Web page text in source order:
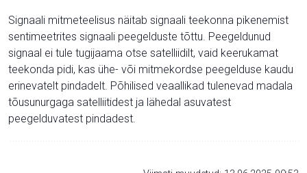
Signaali mitmeteelisus näitab signaali teekonna pikenemist
sentimeetrites signaali peegelduste tõttu. Peegeldunud
signaal ei tule tugijaama otse satelliidilt, vaid keerukamat
teekonda pidi, kas ühe- või mitmekordse peegelduse kaudu
erinevatelt pindadelt. Põhilised veaallikad tulenevad madala
tõusunurgaga satelliitidest ja lähedal asuvatest
peegelduvatest pindadest.